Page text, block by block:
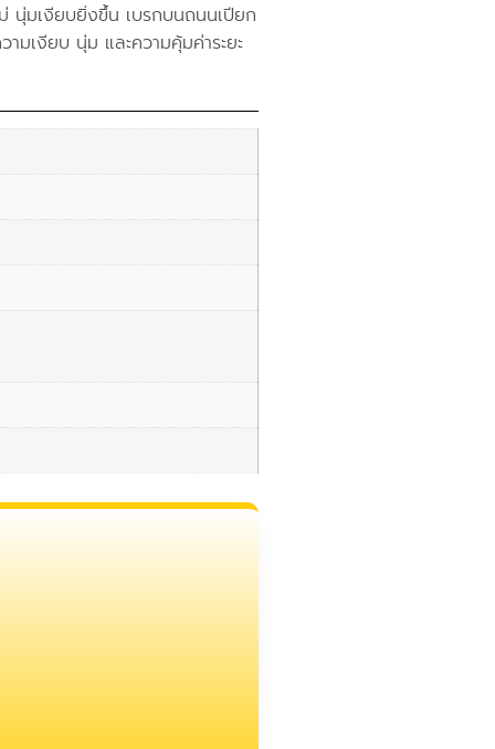
นุ่มเงียบยิ่งขึ้น เบรกบนถนนเปียก
มเงียบ นุ่ม และความคุ้มค่าระยะ